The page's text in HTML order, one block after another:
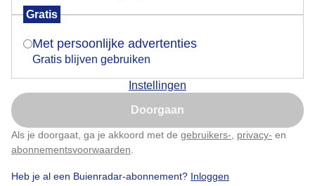
Gratis
Met persoonlijke advertenties
Gratis blijven gebruiken
Instellingen
Doorgaan
Als je doorgaat, ga je akkoord met de gebruikers- privacy- en
abonnementsvoorwaarden
Heb je al een Buienradar-abonnement? Inloggen
Door: Gerrit Draaisma. Gemaakt: 10-08-2025, 14x bekeken
Zon Wolken
Is goed, toon de popup
Nu niet, misschien later
Klik hierom dit aan te passen